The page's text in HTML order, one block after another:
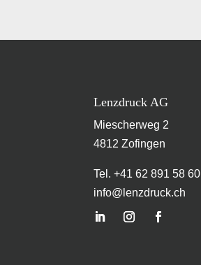
Lenzdruck AG
Miescherweg 2
4812 Zofingen
Tel. +41 62 891 58 60
info@lenzdruck.ch